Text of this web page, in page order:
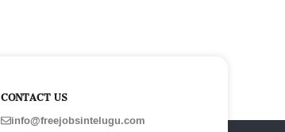
CONTACT US
info@freejobsintelugu.com